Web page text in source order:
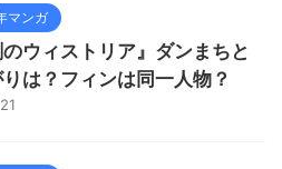
マンガ
のウィストリア』ダンまちと
は？フィンは同一人物？